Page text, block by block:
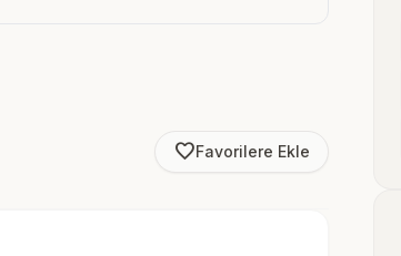
favorite_borderFavorilere Ekle